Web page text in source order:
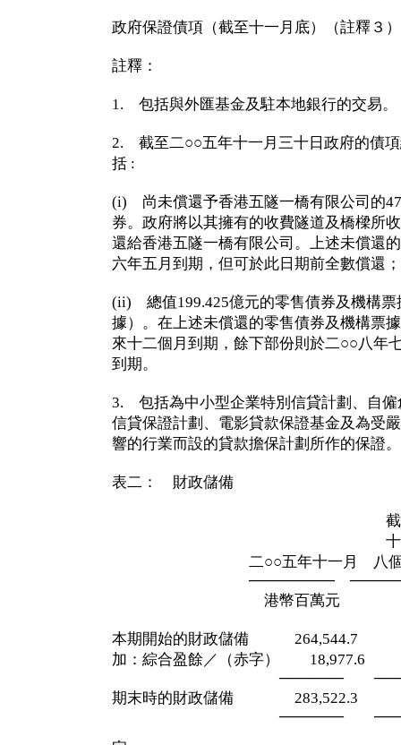
政府保證債項（截至十一月底）（註釋３
註釋：
1. 包括與外匯基金及駐本地銀行的交易。
2. 截至二○○五年十一月三十日政府的債項
括 :
(i) 尚未償還予香港五隧一橋有限公司的
券。政府將以其擁有的收費隧道及橋樑所
還給香港五隧一橋有限公司。上述未償還
六年五月到期，但可於此日期前全數償還
(ii) 總值199.425億元的零售債券及機構票
據）。在上述未償還的零售債券及機構票
來十二個月到期，餘下部份則於二○○八年
到期。
3. 包括為中小型企業特別信貸計劃、自僱
信貸保證計劃、電影貸款保證基金及為受
響的行業而設的貸款擔保計劃所作的保證。
表二： 財政儲備
截至二○○
十一月三十
二○○五年十一月 八個
────────
港幣百萬元 港幣
本期開始的財政儲備 264,544.7
加：綜合盈餘／（赤字） 18,977.6
──────
期末時的財政儲備 283,522.3
──────